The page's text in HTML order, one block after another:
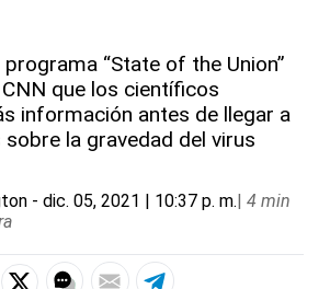
programa “State of the Union”
que los científicos
información antes de llegar a
la gravedad del virus
- dic. 05, 2021 | 10:37 p. m.| 4 min